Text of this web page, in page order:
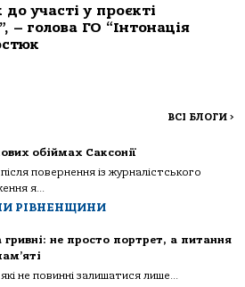
участі у проєкті
– голова ГО “Інтонація
ВСІ БЛОГИ >
обіймах Саксонії
повернення із журналістського
я...
РІВНЕНЩИНИ
гривні: не просто портрет, а питання
не повинні залишатися лише...